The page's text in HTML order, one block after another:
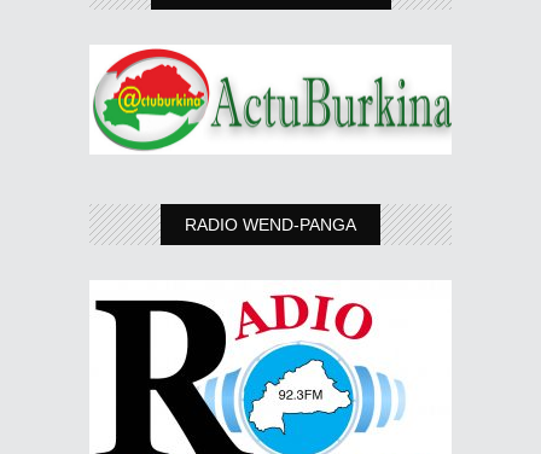
RADIO WEND-PANGA